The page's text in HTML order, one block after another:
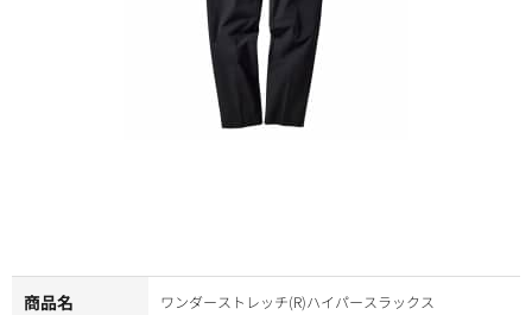
商品名 ワンダーストレッチ(R)ハイパースラックス